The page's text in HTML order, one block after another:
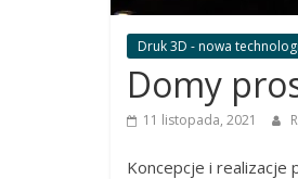
Druk 3D - nowa
Domy
11 listopada, 2021
Koncepcje i realizacje